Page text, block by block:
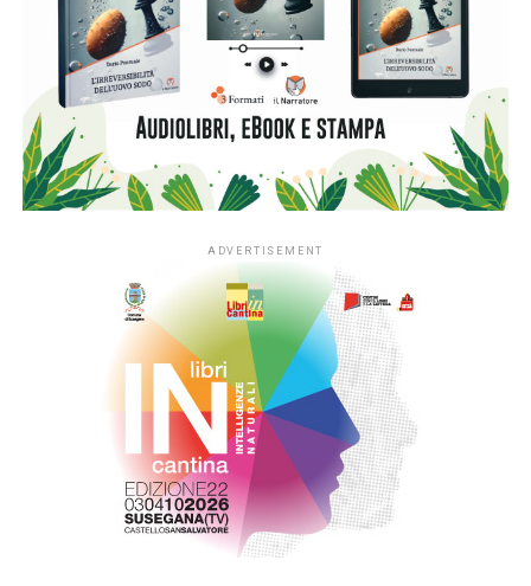
responsabilità, la felicità della condivisione, la forza dei
legami.
RELATED TOPICS:
ADVERTISEMENT